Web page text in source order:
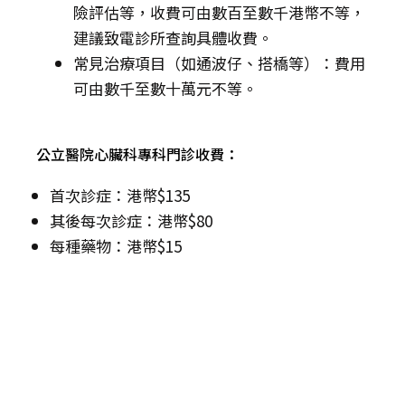
險評估等，收費可由數百至數千港幣不等，
建議致電診所查詢具體收費。
常見治療項目（如通波仔、搭橋等）：費用
可由數千至數十萬元不等。
公立醫院心臟科專科門診收費：
首次診症：港幣$135
其後每次診症：港幣$80
每種藥物：港幣$15